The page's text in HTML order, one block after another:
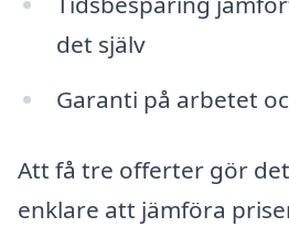
det själv
Garanti på arbetet
Att få tre offerter gör
enklare att jämföra